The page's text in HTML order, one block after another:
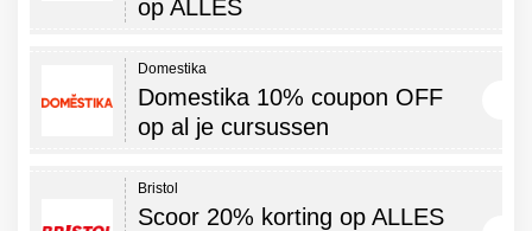
op ALLES
Domestika
Domestika 10% coupon OFF
op al je cursussen
Bristol
Scoor 20% korting op ALLES